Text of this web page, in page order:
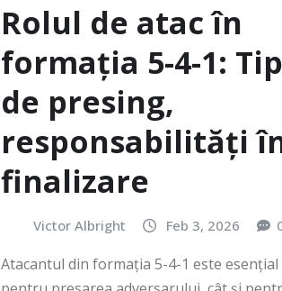
Rolul de atac în
formația 5-4-1:
de presing,
responsabilități
finalizare
Victor Albright Feb 3, 2026
Atacantul din formația 5-4-1 este